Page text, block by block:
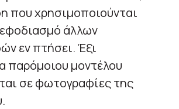
που χρησιμοποιούνται
άλλων
εν πτήσει. Έξι
παρόμοιου μοντέλου
σε φωτογραφίες της